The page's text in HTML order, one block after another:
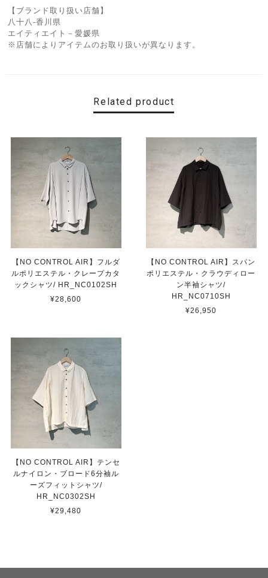
【ブランド取り扱い店舗】
八十八-香川県
エイティエイト－愛媛県
※店舗によりアイテムのお取り扱いが異なります。
Related product
【NO CONTROL AIR】フルダ
ルポリエステル・クレープカタ
ックシャツ/ HR_NC0102SH
¥28,600
【NO CONTROL AIR】スパン
ポリエステル・クラウディロー
ン半袖シャツ/
HR_NC0710SH
¥26,950
【NO CONTROL AIR】テンセ
ルナイロン・ブロード6分袖ル
ーズフィットシャツ/
HR_NC0302SH
¥29,480